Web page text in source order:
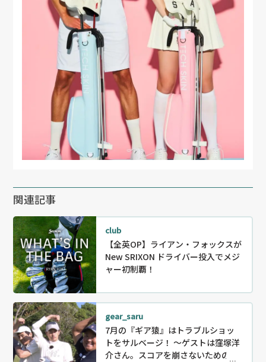
関連記事
club
【全英OP】ライアン・フォックスが
New SRIXON ドライバー投入でメジ
ャー初制覇！
gear_saru
7月の『ギア猿』はトラブルショッ
トをサルベージ！ ～ゲストは窪塚洋
介さん。スコアを崩さないためのリ